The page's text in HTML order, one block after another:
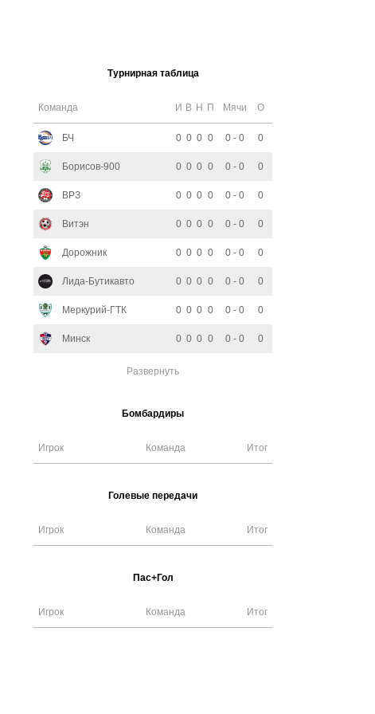
Турнирная таблица
Команда И В Н П Мячи О
БЧ 0 0 0 0 0 - 0 0
Борисов-900 0 0 0 0 0 - 0 0
ВРЗ 0 0 0 0 0 - 0 0
Витэн 0 0 0 0 0 - 0 0
Дорожник 0 0 0 0 0 - 0 0
Лида-Бутикавто 0 0 0 0 0 - 0 0
Меркурий-ГТК 0 0 0 0 0 - 0 0
Минск 0 0 0 0 0 - 0 0
Развернуть
Бомбардиры
Игрок Команда Итог
Голевые передачи
Игрок Команда Итог
Пас+Гол
Игрок Команда Итог